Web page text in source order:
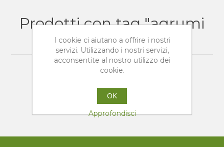
Prodotti con tag "agrumi
sicilia"
I cookie ci aiutano a offrire i nostri
servizi. Utilizzando i nostri servizi,
acconsentite al nostro utilizzo dei
cookie.
OK
Approfondisci